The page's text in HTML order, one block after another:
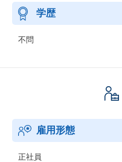
学歴
不問
雇用形態
正社員